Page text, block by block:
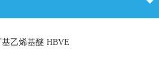
基乙烯基醚 HBVE